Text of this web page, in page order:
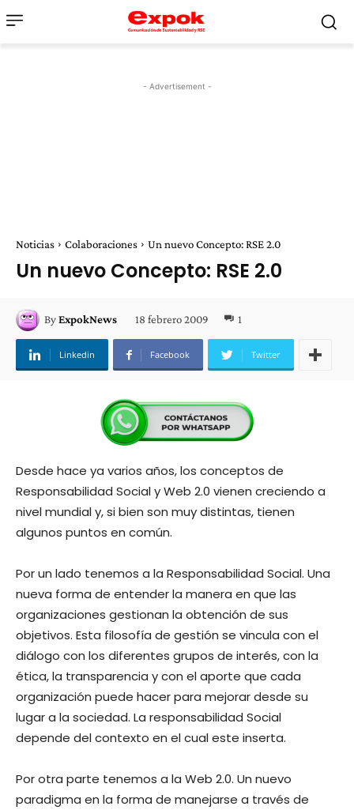
- Advertisement -
Noticias Colaboraciones Un nuevo Concepto: RSE 2.0
Un nuevo Concepto: RSE 2.0
ByExpokNews 18 febrero 2009 1
Linkedin Facebook Twitter
Desde hace ya varios años, los conceptos de
Responsabilidad Social y Web 2.0 vienen creciendo a
nivel mundial y, si bien son muy distintas, tienen
algunos puntos en común.
Por un lado tenemos a la Responsabilidad Social. Una
nueva forma de entender la manera en que las
organizaciones gestionan la obtención de sus
objetivos. Esta filosofía de gestión se vincula con el
diálogo con los diferentes grupos de interés, con la
ética, la transparencia y con el aporte que cada
organización puede hacer para mejorar desde su
lugar a la sociedad. La responsabilidad Social
depende del contexto en el cual este inserta.
Por otra parte tenemos a la Web 2.0. Un nuevo
paradigma en la forma de manejarse a través de